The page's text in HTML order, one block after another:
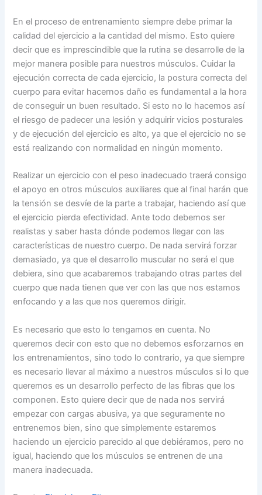
En el proceso de entrenamiento siempre debe primar la
calidad del ejercicio a la cantidad del mismo. Esto quiere
decir que es imprescindible que la rutina se desarrolle de la
mejor manera posible para nuestros músculos. Cuidar la
ejecución correcta de cada ejercicio, la postura correcta del
cuerpo para evitar hacernos daño es fundamental a la hora
de conseguir un buen resultado. Si esto no lo hacemos así
el riesgo de padecer una lesión y adquirir vicios posturales
y de ejecución del ejercicio es alto, ya que el ejercicio no se
está realizando con normalidad en ningún momento.
Realizar un ejercicio con el peso inadecuado traerá consigo
el apoyo en otros músculos auxiliares que al final harán que
la tensión se desvíe de la parte a trabajar, haciendo así que
el ejercicio pierda efectividad. Ante todo debemos ser
realistas y saber hasta dónde podemos llegar con las
características de nuestro cuerpo. De nada servirá forzar
demasiado, ya que el desarrollo muscular no será el que
debiera, sino que acabaremos trabajando otras partes del
cuerpo que nada tienen que ver con las que nos estamos
enfocando y a las que nos queremos dirigir.
Es necesario que esto lo tengamos en cuenta. No
queremos decir con esto que no debemos esforzarnos en
los entrenamientos, sino todo lo contrario, ya que siempre
es necesario llevar al máximo a nuestros músculos si lo que
queremos es un desarrollo perfecto de las fibras que los
componen. Esto quiere decir que de nada nos servirá
empezar con cargas abusiva, ya que seguramente no
entrenemos bien, sino que simplemente estaremos
haciendo un ejercicio parecido al que debiéramos, pero no
igual, haciendo que los músculos se entrenen de una
manera inadecuada.